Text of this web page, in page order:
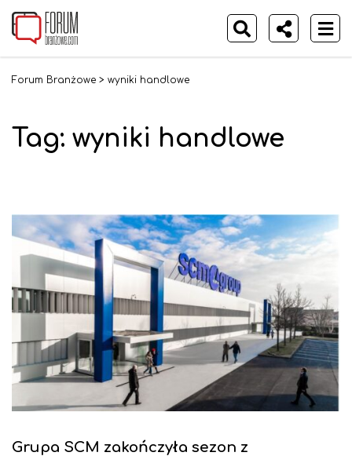
Forum Branżowe > wyniki handlowe
Tag: wyniki handlowe
Grupa SCM zakończyła sezon z